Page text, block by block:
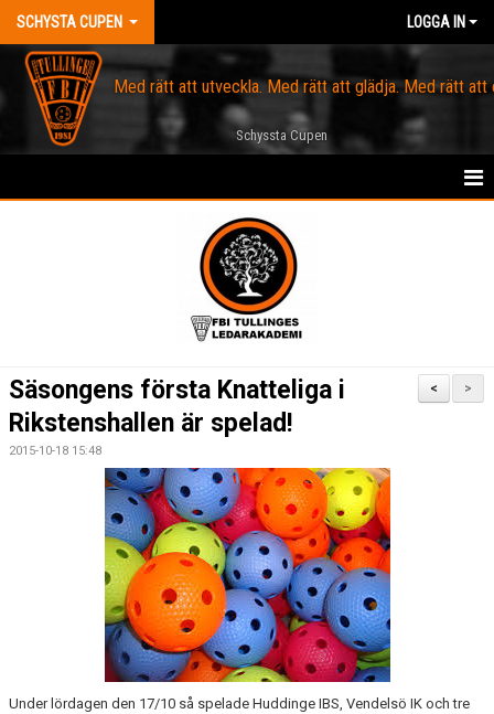
SCHYSTA CUPEN LOGGA IN
Med rätt att utveckla. Med rätt att glädja. Med rätt att
Schyssta Cupen
DATUM FÖR SCHYSSTA CUPEN
KONTAKT
BILDGALLERI
>
<
Säsongens första Knatteliga i
Rikstenshallen är spelad!
2015-10-18 15:48
Under lördagen den 17/10 så spelade Huddinge IBS, Vendelsö IK och tre